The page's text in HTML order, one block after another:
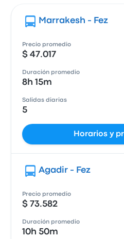
Marrakesh - Fez
Precio promedio
$ 47.017
Duración promedio
8h 15m
Salidas diarias
5
Horarios y
Agadir - Fez
Precio promedio
$ 73.582
Duración promedio
10h 50m